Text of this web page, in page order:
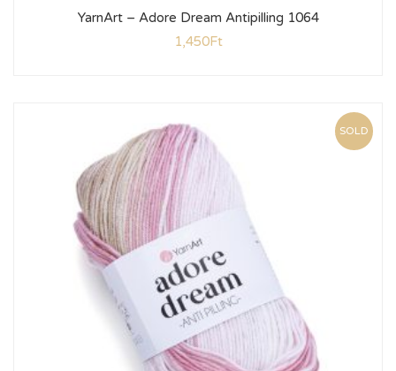
YarnArt – Adore Dream Antipilling 1064
1,450Ft
SOLD